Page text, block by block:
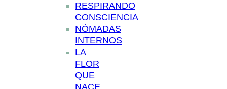
RESPIRANDO
CONSCIENCIA
NÓMADAS
INTERNOS
LA
FLOR
QUE
NACE